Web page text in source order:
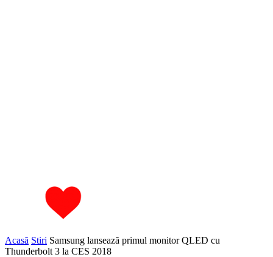
Acasă Stiri Samsung lansează primul monitor QLED cu
Thunderbolt 3 la CES 2018